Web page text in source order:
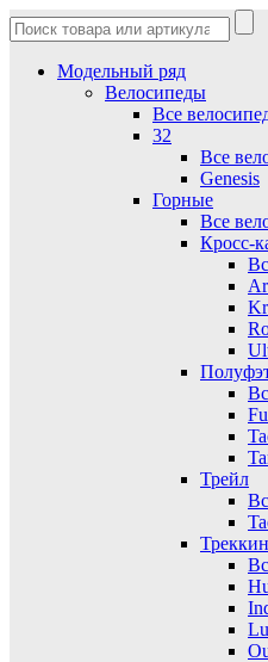
Модельный ряд
Велосипеды
Все
32
Все
Genesis
Горные
Все
Кросс-
Трейл